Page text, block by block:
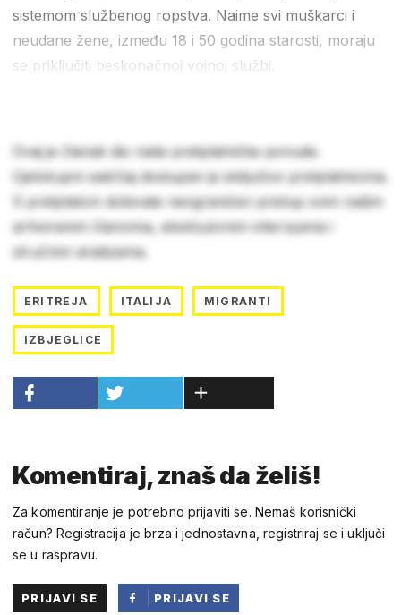
sistemom službenog ropstva. Naime svi muškarci i
neudane žene, između 18 i 50 godina starosti, moraju
se priključiti beskonačnoj vojnoj službi.
Ovaj je članak dio naše pretplatničke ponude.
Cjelokupni sadržaj dostupan je isključivo pretplatnicima.
S pretplatom dobivate neograničen pristup svim našim
arhiviranim člancima, ekskluzivnim intervjuima i
stručnim analizama.
ERITREJA ITALIJA MIGRANTI
IZBJEGLICE
Komentiraj, znaš da želiš!
Za komentiranje je potrebno prijaviti se. Nemaš korisnički
račun? Registracija je brza i jednostavna, registriraj se i uključi
se u raspravu.
PRIJAVI SE
PRIJAVI SE